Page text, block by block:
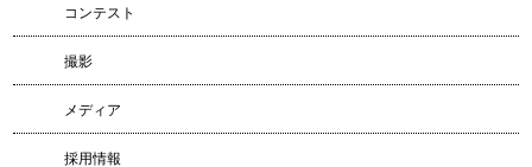
コンテスト
撮影
メディア
採用情報